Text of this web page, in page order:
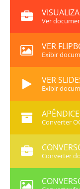
Ver
VER
Exibir
VER
Exibir
Converter
Converter